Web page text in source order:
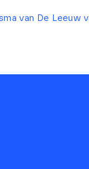
van De Leeuw